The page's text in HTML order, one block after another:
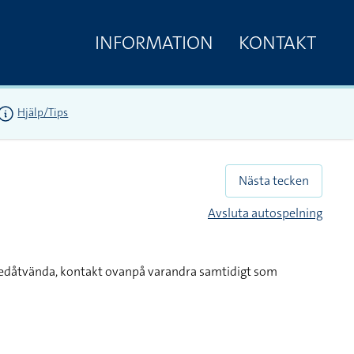
INFORMATION KONTAKT
Hjälp/Tips
Nästa tecken
Avsluta autospelning
kontakt ovanpå varandra samtidigt som